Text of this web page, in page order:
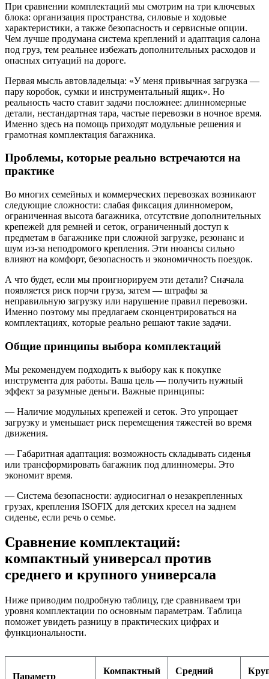
При сравнении комплектаций мы смотрим на три ключевых
блока: организация пространства, силовые и ходовые
характеристики, а также безопасность и сервисные опции.
Чем лучше продумана система креплений и адаптация салона
под груз, тем реальнее избежать дополнительных расходов и
опасных ситуаций на дороге.
Первая мысль автовладельца: «У меня привычная загрузка —
пару коробок, сумки и инструментальный ящик». Но
реальность часто ставит задачи посложнее: длинномерные
детали, нестандартная тара, частые перевозки в ночное время.
Именно здесь на помощь приходят модульные решения и
грамотная комплектация багажника.
Проблемы, которые реально встречаются на
практике
Во многих семейных и коммерческих перевозках возникают
следующие сложности: слабая фиксация длинномером,
ограниченная высота багажника, отсутствие дополнительных
крепежей для ремней и сеток, ограниченный доступ к
предметам в багажнике при сложной загрузке, резонанс и
шум из-за неподромого крепления. Эти нюансы сильно
влияют на комфорт, безопасность и экономичность поездок.
А что будет, если мы проигнорируем эти детали? Сначала
появляется риск порчи груза, затем — штрафы за
неправильную загрузку или нарушение правил перевозки.
Именно поэтому мы предлагаем сконцентрироваться на
комплектациях, которые реально решают такие задачи.
Общие принципы выбора комплектаций
Мы рекомендуем подходить к выбору как к покупке
инструмента для работы. Ваша цель — получить нужный
эффект за разумные деньги. Важные принципы:
— Наличие модульных крепежей и сеток. Это упрощает
загрузку и уменьшает риск перемещения тяжестей во время
движения.
— Габаритная адаптация: возможность складывать сиденья
или трансформировать багажник под длинномеры. Это
экономит время.
— Система безопасности: аудиосигнал о незакрепленных
грузах, крепления ISOFIX для детских кресел на заднем
сиденье, если речь о семье. ️
Сравнение комплектаций:
компактный универсал против
среднего и крупного универсала
Ниже приводим подробную таблицу, где сравниваем три
уровня комплектации по основным параметрам. Таблица
поможет увидеть разницу в практических цифрах и
функциональности.
Параметр
Компактный
Средний